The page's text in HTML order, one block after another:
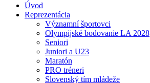
Úvod
Reprezentácia
Významní športovci
Olympijské bodovanie LA 2028
Seniori
Juniori a U23
Maratón
PRO tréneri
Slovenský tím mládeže